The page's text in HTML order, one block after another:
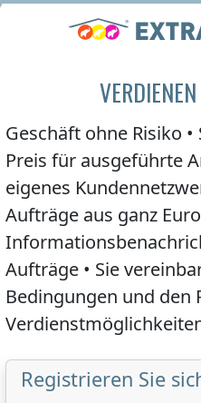
Geschäft ohne Risiko
Preis für ausgeführte
eigenes
Aufträge aus ganz
Aufträge • Sie
Bedingungen und den
Registrieren Sie